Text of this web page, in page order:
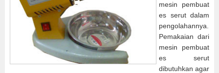
mesin pembuat
es serut dalam
pengolahannya.
Pemakaian dari
mesin pembuat
es serut
dibutuhkan agar